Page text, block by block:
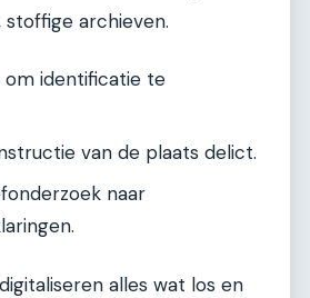
stoffige archieven.
om identificatie te
van de plaats delict.
naar
alles wat los en